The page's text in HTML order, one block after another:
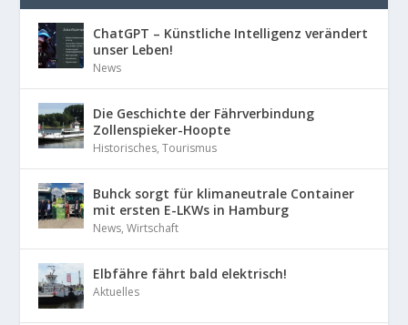
ChatGPT – Künstliche Intelligenz verändert
unser Leben!
News
Die Geschichte der Fährverbindung
Zollenspieker-Hoopte
Historisches,Tourismus
Buhck sorgt für klimaneutrale Container
mit ersten E-LKWs in Hamburg
News,Wirtschaft
Elbfähre fährt bald elektrisch!
Aktuelles